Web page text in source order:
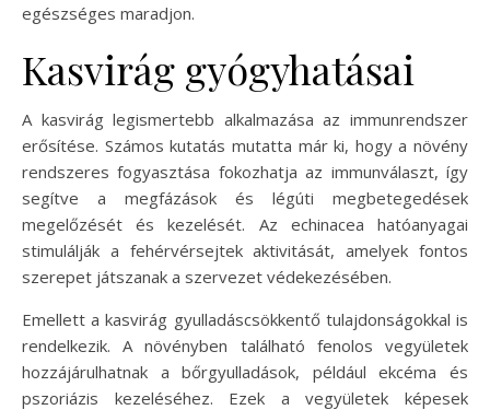
egészséges maradjon.
Kasvirág gyógyhatásai
A kasvirág legismertebb alkalmazása az immunrendszer
erősítése. Számos kutatás mutatta már ki, hogy a növény
rendszeres fogyasztása fokozhatja az immunválaszt, így
segítve a megfázások és légúti megbetegedések
megelőzését és kezelését. Az echinacea hatóanyagai
stimulálják a fehérvérsejtek aktivitását, amelyek fontos
szerepet játszanak a szervezet védekezésében.
Emellett a kasvirág gyulladáscsökkentő tulajdonságokkal is
rendelkezik. A növényben található fenolos vegyületek
hozzájárulhatnak a bőrgyulladások, például ekcéma és
pszoriázis kezeléséhez. Ezek a vegyületek képesek